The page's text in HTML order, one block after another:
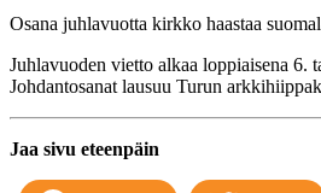
Osana juhlavuotta kirkko haastaa
Juhlavuoden vietto alkaa loppiaisena 6.
Johdantosanat lausuu Turun
Jaa sivu eteenpäin